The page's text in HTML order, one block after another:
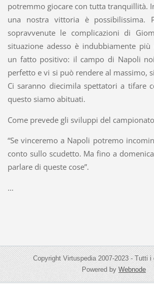
potremmo giocare con tutta tranquillità.
una nostra vittoria è possibilissima.
sopravvenute le complicazioni di
situazione adesso è indubbiamente più
un fatto positivo: il campo di Napoli
perfetto e vi si può rendere al massimo,
Ci saranno diecimila spettatori a tifare
questo siamo abituati.
Come prevede gli sviluppi del
“Se vinceremo a Napoli potremo
conto sullo scudetto. Ma fino a
parlare di queste cose”.
…
Copyright Virtuspedia 2007-2023 - Tutti
Powered byWebnode